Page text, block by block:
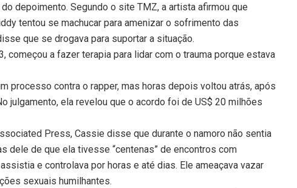
depoimento. Segundo o site TMZ, a artista afirmou que
tentou se machucar para amenizar o sofrimento das
que se drogava para suportar a situação.
começou a fazer terapia para lidar com o trauma porque estava
processo contra o rapper, mas horas depois voltou atrás, após
julgamento, ela revelou que o acordo foi de US$ 20 milhões
Press, Cassie disse que durante o namoro não sentia
dele de que ela tivesse “centenas” de encontros com
e controlava por horas e até dias. Ele ameaçava vazar
sexuais humilhantes.